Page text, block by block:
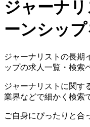
ジャーナリ
ーンシッ
ジャーナリストの長期
ップの求人一覧・検索
ジャーナリストに関す
業界などで細かく検索
ご自身にぴったりと合